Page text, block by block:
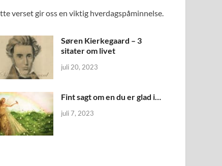
verset gir oss en viktig hverdagspåminnelse.
Søren Kierkegaard – 3
sitater om livet
juli 20, 2023
Fint sagt om en du er glad i…
juli 7, 2023